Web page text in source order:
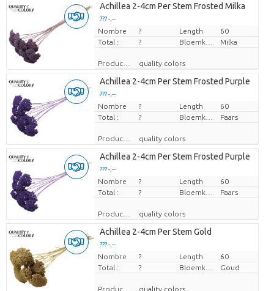
Achillea 2-4cm Per Stem Frosted Milka
??? -,--
Prix par pièce
Nombre ? Length
60
Total :
? Milka
Producteur quality colors
Achillea 2-4cm Per Stem Frosted Purple
??? -,--
Prix par pièce
Nombre ? Length
60
Total :
? Paars
Producteur quality colors
Achillea 2-4cm Per Stem Frosted Purple
??? -,--
Prix par pièce
Nombre ? Length
60
Total :
? Paars
Producteur quality colors
Achillea 2-4cm Per Stem Gold
??? -,--
Prix par pièce
Nombre ? Length
60
Total :
? Goud
Producteur quality colors